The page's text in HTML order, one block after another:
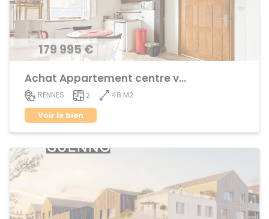
179 995 €
Achat Appartement centre ville
RENNES 2
48 M2
Voir le bien